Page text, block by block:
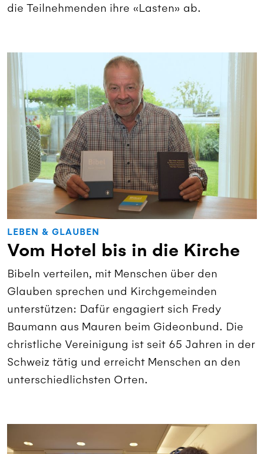
die Teilnehmenden ihre «Lasten» ab.
LEBEN & GLAUBEN
Vom Hotel bis in die Kirche
Bibeln verteilen, mit Menschen über den
Glauben sprechen und Kirchgemeinden
unterstützen: Dafür engagiert sich Fredy
Baumann aus Mauren beim Gideonbund. Die
christliche Vereinigung ist seit 65 Jahren in der
Schweiz tätig und erreicht Menschen an den
unterschiedlichsten Orten.